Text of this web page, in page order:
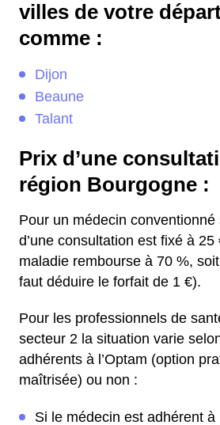
villes de votre
comme :
Dijon
Beaune
Talant
Prix d’une
région Bourgogne :
Pour un médecin
d’une consultation est fixé à 25
maladie rembourse à 70 %,
faut déduire le forfait de 1 €).
Pour les professionnels de
secteur 2 la situation varie
adhérents à l’Optam (option
maîtrisée) ou non :
Si le médecin est adhérent à